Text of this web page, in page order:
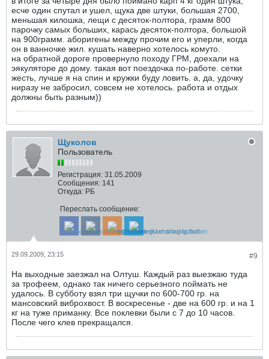
есче один спутал и ушел, щука две штуки, большая 2700,
меньшая килошка, лещи с десяток-полтора, грамм 800
парочку самых больших, карась десяток-полтора, большой
на 900грамм. аборигены между прочим его и уперли, когда
он в ванночке жил. кушать наверно хотелось комуто.
на обратной дороге провернуло походу ГРМ, доехали на
эякуляторе до дому. такая вот поездочка по-работе. сетки
жесть, лучше я на спин и кружки буду ловить. а, да, удочку
ниразу не забросил, совсем не хотелось. работа и отдых
должны быть разным))
Щуколов
Пользователь
Регистрация: 31.05.2009
Сообщения: 141
Откуда: РБ
Переслать сообщение:
#9
29.09.2009, 23:15
На выходные заезжал на Олтуш. Каждый раз выезжаю туда
за трофеем, однако так ничего серьезного поймать не
удалось. В субботу взял три щучки по 600-700 гр. на
мансовский виброхвост. В воскресенье - две на 600 гр. и на 1
кг на туже приманку. Все поклевки были с 7 до 10 часов.
После чего клев прекращался.